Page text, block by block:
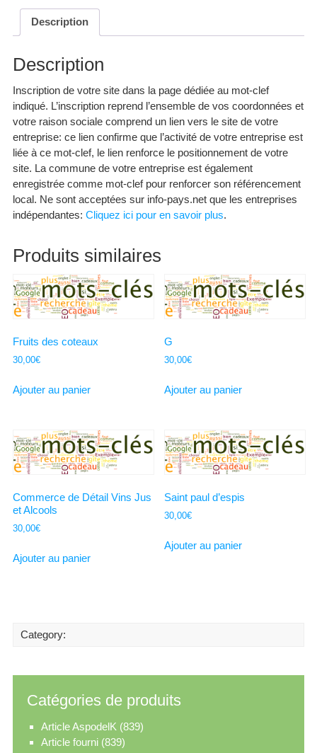
Description
Description
Inscription de votre site dans la page dédiée au mot-clef
indiqué. L’inscription reprend l’ensemble de vos coordonnées et
votre raison sociale comprend un lien vers le site de votre
entreprise: ce lien confirme que l’activité de votre entreprise est
liée à ce mot-clef, le lien renforce le positionnement de votre
site. La commune de votre entreprise est également
enregistrée comme mot-clef pour renforcer son référencement
local. Ne sont acceptées sur info-pays.net que les entreprises
indépendantes: Cliquez ici pour en savoir plus.
Produits similaires
Fruits des coteaux
30,00€
Ajouter au panier
G
30,00€
Ajouter au panier
Commerce de Détail Vins Jus
et Alcools
30,00€
Ajouter au panier
Saint paul d’espis
30,00€
Ajouter au panier
Category:
Catégories de produits
Article AspodelK (839)
Article fourni (839)